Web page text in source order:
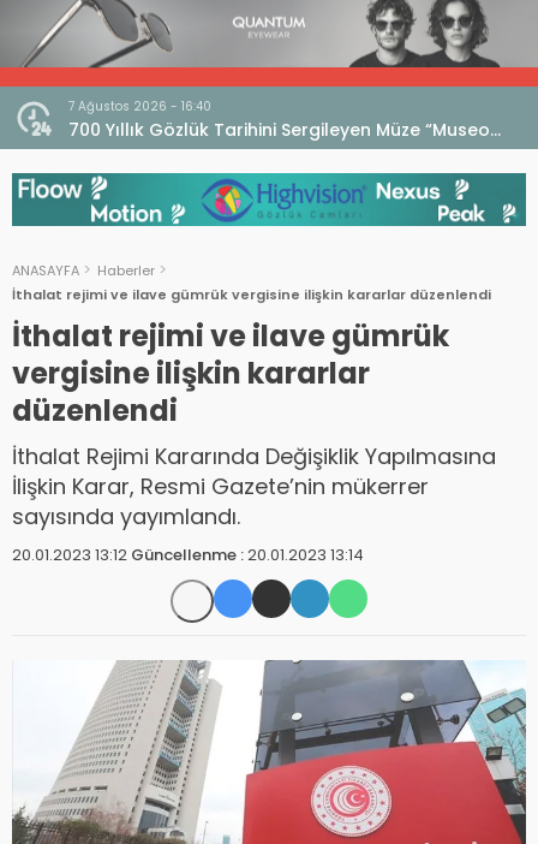
7 Ağustos 2026 - 16:40
700 Yıllık Gözlük Tarihini Sergileyen Müze “Museo
dell’Occhiale”
ANASAYFA
Haberler
İthalat rejimi ve ilave gümrük vergisine ilişkin kararlar düzenlendi
İthalat rejimi ve ilave gümrük
vergisine ilişkin kararlar
düzenlendi
İthalat Rejimi Kararında Değişiklik Yapılmasına
İlişkin Karar, Resmi Gazete’nin mükerrer
sayısında yayımlandı.
20.01.2023 13:12 Güncellenme :20.01.2023 13:14